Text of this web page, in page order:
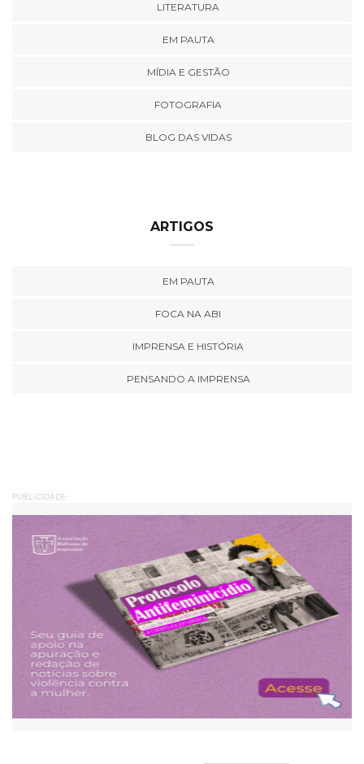
LITERATURA
EM PAUTA
MÍDIA E GESTÃO
FOTOGRAFIA
BLOG DAS VIDAS
ARTIGOS
EM PAUTA
FOCA NA ABI
IMPRENSA E HISTÓRIA
PENSANDO A IMPRENSA
PUBLICIDADE